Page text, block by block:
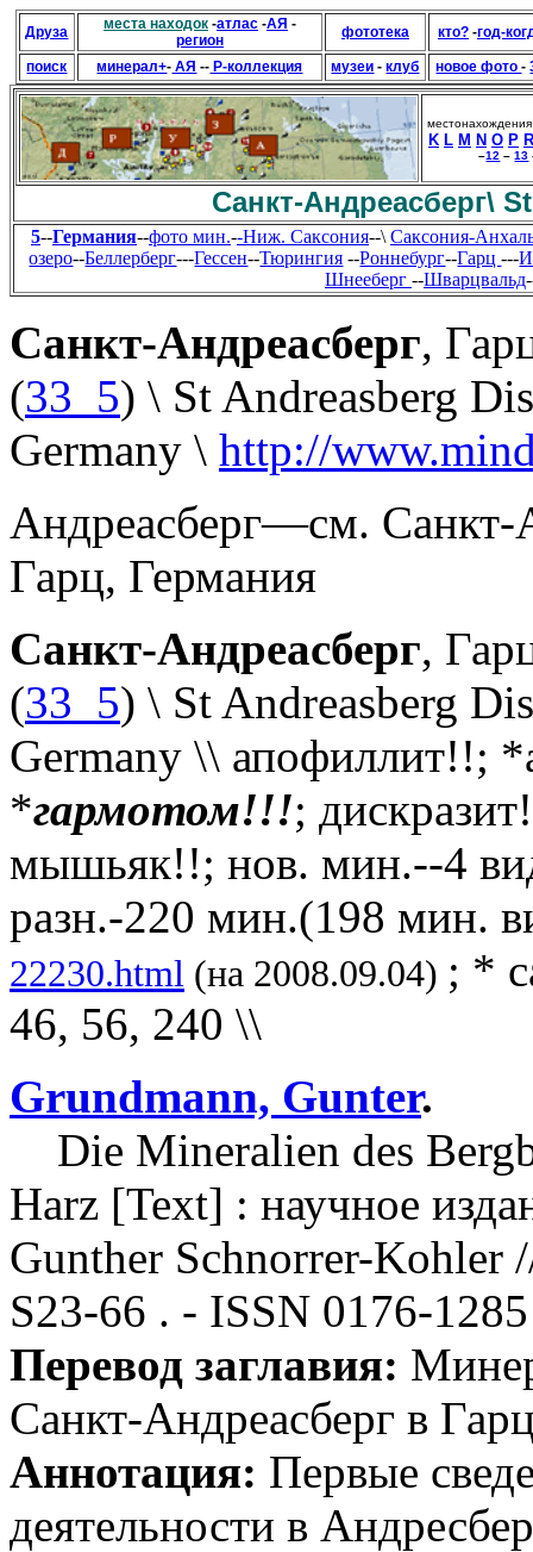
Друза места находок -атлас -АЯ -
регион
фототека кто? -год-
поиск минерал+- АЯ -- Р-коллекция музеи -клуб новое фото-
местонахождения
K L M N O P R
–12 –13
Санкт-Андреасберг\
5--Германия--фото мин.--Ниж. Саксония--\ Саксония-
озеро--Беллерберг---Гессен--Тюрингия --Роннебург--Гарц---
Шнееберг --Шварцвальд
Санкт-Андреасберг,
(33_5) \ St Andreasberg
Germany \ http://
Андреасберг—см. Санкт-
Гарц, Германия
Санкт-Андреасберг,
(33_5) \ St Andreasberg
Germany \\ апофиллит!!;
*гармотом!!!;
мышьяк!!; нов. мин.--4
разн.-220 мин.(198 мин.
22230.html (на 2008.09.04) ; *
46, 56, 240 \\
Grundmann, Gunter.
Die Mineralien des
Harz [Text] : научное
Gunther Schnorrer-Kohler
S23-66 . - ISSN 0176-1285
Перевод заглавия:
Санкт-Андреасберг в
Аннотация: Первые
деятельности в